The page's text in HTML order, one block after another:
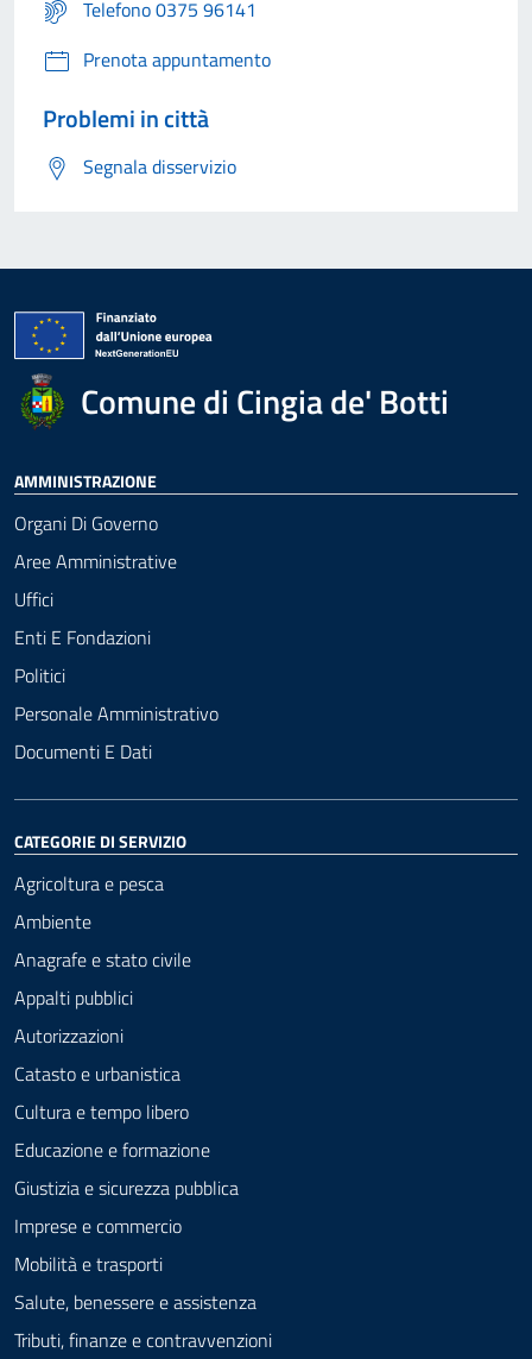
Telefono 0375 96141
Prenota appuntamento
Problemi in città
Segnala disservizio
Comune di Cingia de' Botti
AMMINISTRAZIONE
Organi Di Governo
Aree Amministrative
Uffici
Enti E Fondazioni
Politici
Personale Amministrativo
Documenti E Dati
CATEGORIE DI SERVIZIO
Agricoltura e pesca
Ambiente
Anagrafe e stato civile
Appalti pubblici
Autorizzazioni
Catasto e urbanistica
Cultura e tempo libero
Educazione e formazione
Giustizia e sicurezza pubblica
Imprese e commercio
Mobilità e trasporti
Salute, benessere e assistenza
Tributi, finanze e contravvenzioni